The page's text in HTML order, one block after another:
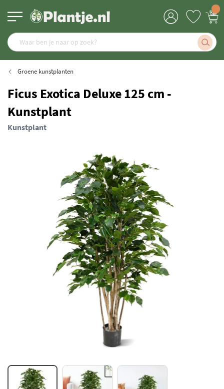
Groene kunstplanten
Ficus Exotica Deluxe 125 cm -
Kunstplant
Kunstplant